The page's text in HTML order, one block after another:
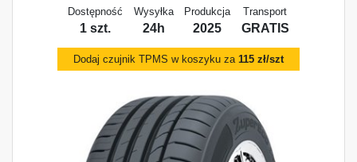
Dostępność
1 szt.
Wysyłka
24h
Produkcja
2025
Transport
GRATIS
Dodaj czujnik TPMS w koszyku za 115 zł/szt